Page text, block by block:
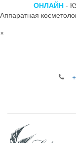
ОНЛАЙН -
Аппаратная
×